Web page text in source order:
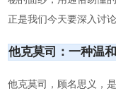
正是我们今天要深入讨
他克莫司：一种温
他克莫司，顾名思义，